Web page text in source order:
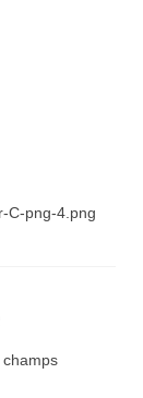
C-png-4.png
champs